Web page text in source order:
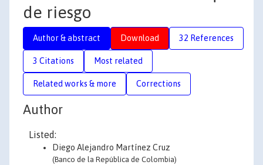
de riesgo
Author & abstract Download 32 References
3 Citations Most related
Related works & more Corrections
Author
Listed:
Diego Alejandro Martínez Cruz
(Banco de la República de Colombia)